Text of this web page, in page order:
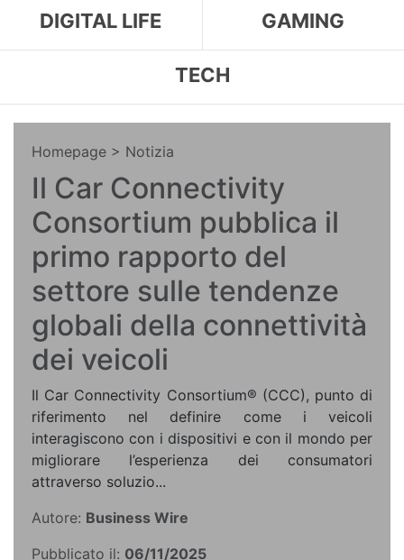
DIGITAL LIFE GAMING
TECH
Homepage > Notizia
Il Car Connectivity
Consortium pubblica il
primo rapporto del
settore sulle tendenze
globali della connettività
dei veicoli
Il Car Connectivity Consortium® (CCC), punto di
riferimento nel definire come i veicoli
interagiscono con i dispositivi e con il mondo per
migliorare l’esperienza dei consumatori
attraverso soluzio...
Autore: Business Wire
Pubblicato il: 06/11/2025